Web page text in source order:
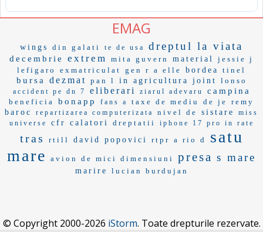
EMAG
wings din galati te de usa dreptul la viata
decembrie extrem mita guvern material
jessie j
lefigaro
exmatriculat gen r a elle bordea tinel
bursa dezmat pan l in agricultura joint lonso
accident pe dn 7 eliberari ziarul adevaru campina
beneficia bonapp fans a taxe de mediu de je
remy
baroc
repartizarea computerizata nivel de sistare
miss
universe
cfr calatori dreptatii iphone 17 pro in rate
tras rtill david popovici rtpr a rio d
satu
mare
avion de mici dimensiuni presa s mare
marire lucian burdujan
© Copyright 2000-2026 iStorm. Toate drepturile rezervate.